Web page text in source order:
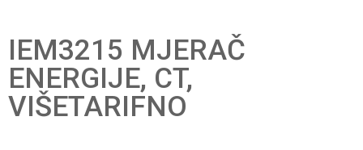
IEM3215 MJERAČ
ENERGIJE, CT,
VIŠETARIFNO